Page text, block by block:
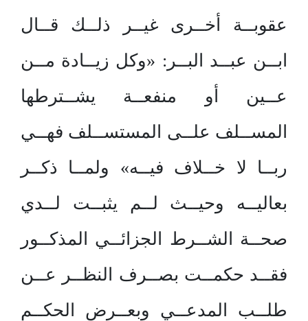
عقوبــة أخــرى غيــر ذلــك قــال
ابــن عبــد البــر: «وكل زيــادة مــن
عــين أو منفعــة يشــترطها
المســلف علــى المستســلف فهــي
ربــا لا خــلاف فيــه» ولمــا ذكــر
بعاليــه وحيــث لــم يثبــت لــدي
صحــة الشــرط الجزائــي المذكــور
فقــد حكمــت بصــرف النظــر عــن
طلــب المدعــي وبعــرض الحكــم